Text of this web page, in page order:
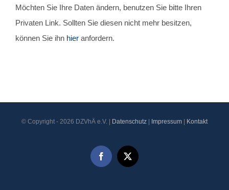
Möchten Sie Ihre Daten ändern, benutzen Sie bitte Ihren
Privaten Link. Sollten Sie diesen nicht mehr besitzen,
können Sie ihn hier anfordern.
© Copyright - 2026 DZVhÄ e.V. | Datenschutz Impressum Kontakt
Facebook
X